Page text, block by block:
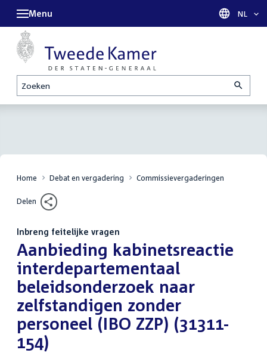
Zoeken
Menu Taal
NL
Home Debat en vergadering Commissievergaderingen
Delen
Inbreng feitelijke vragen
Aanbieding kabinetsreactie
interdepartementaal
beleidsonderzoek naar
zelfstandigen zonder
personeel (IBO ZZP) (31311-
154)